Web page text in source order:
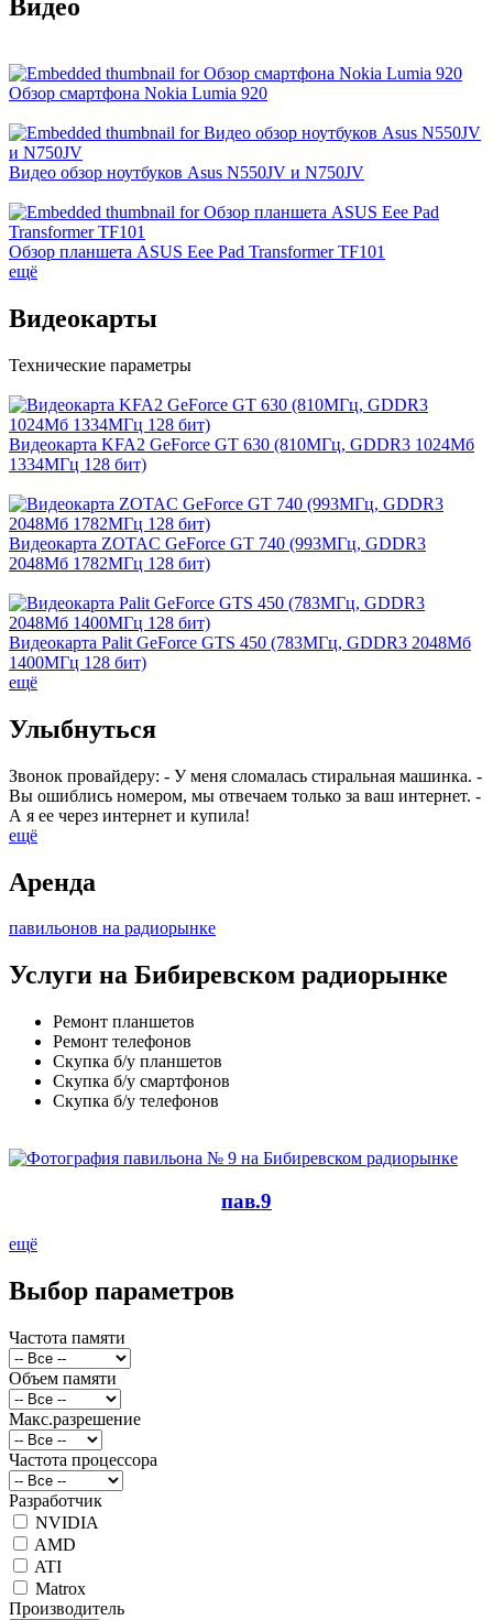
Видео
Обзор смартфона Nokia Lumia 920
Видео обзор ноутбуков Asus N550JV и N750JV
Обзор планшета ASUS Eee Pad Transformer TF101
ещё
Видеокарты
Технические параметры
Видеокарта KFA2 GeForce GT 630 (810МГц, GDDR3 1024Мб
1334МГц 128 бит)
Видеокарта ZOTAC GeForce GT 740 (993МГц, GDDR3
2048Мб 1782МГц 128 бит)
Видеокарта Palit GeForce GTS 450 (783МГц, GDDR3 2048Мб
1400МГц 128 бит)
ещё
Улыбнуться
Звонок провайдеру: - У меня сломалась стиральная машинка. -
Вы ошиблись номером, мы отвечаем только за ваш интернет. -
А я ее через интернет и купила!
ещё
Аренда
павильонов на радиорынке
Услуги на Бибиревском радиорынке
Ремонт планшетов
Ремонт телефонов
Скупка б/у планшетов
Скупка б/у смартфонов
Скупка б/у телефонов
пав.9
ещё
Выбор параметров
Частота памяти
Объем памяти
Макс.разрешение
Частота процессора
Разработчик
NVIDIA
AMD
ATI
Matrox
Производитель